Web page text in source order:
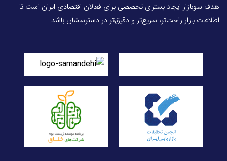
هدف سوبازار ایجاد بستری تخصصی برای فعالان اقتصادی ایران است تا
اطلاعات بازار راحت‌تر، سریع‌تر و دقیق‌تر در دسترسشان باشد.